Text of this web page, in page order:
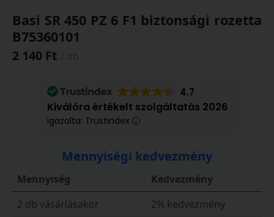
Basi SR 450 PZ 6 F1 biztonsági rozetta
B75360101
2 140 Ft
4.7
Kiválóra értékelt szolgáltatás 2026
igazolta: Trustindex
Mennyiségi kedvezmény
Mennyiség
Kedvezmény
2 db vásárlásakor
2% kedvezmény